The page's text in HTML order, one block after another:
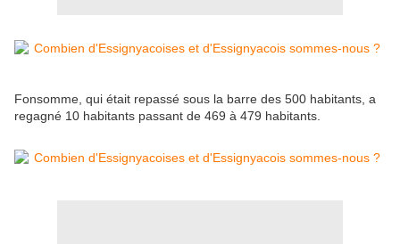
Fonsomme, qui était repassé sous la barre des 500 habitants, a
regagné 10 habitants passant de 469 à 479 habitants.